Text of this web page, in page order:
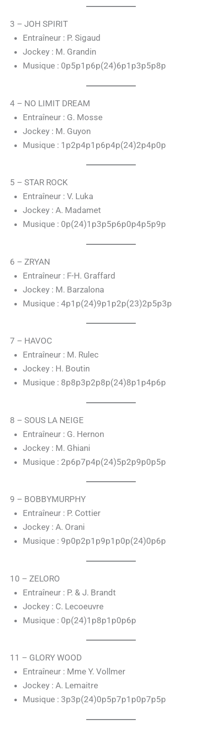
3 – JOH SPIRIT
Entraîneur : P. Sigaud
Jockey : M. Grandin
Musique : 0p5p1p6p(24)6p1p3p5p8p
4 – NO LIMIT DREAM
Entraîneur : G. Mosse
Jockey : M. Guyon
Musique : 1p2p4p1p6p4p(24)2p4p0p
5 – STAR ROCK
Entraîneur : V. Luka
Jockey : A. Madamet
Musique : 0p(24)1p3p5p6p0p4p5p9p
6 – ZRYAN
Entraîneur : F-H. Graffard
Jockey : M. Barzalona
Musique : 4p1p(24)9p1p2p(23)2p5p3p
7 – HAVOC
Entraîneur : M. Rulec
Jockey : H. Boutin
Musique : 8p8p3p2p8p(24)8p1p4p6p
8 – SOUS LA NEIGE
Entraîneur : G. Hernon
Jockey : M. Ghiani
Musique : 2p6p7p4p(24)5p2p9p0p5p
9 – BOBBYMURPHY
Entraîneur : P. Cottier
Jockey : A. Orani
Musique : 9p0p2p1p9p1p0p(24)0p6p
10 – ZELORO
Entraîneur : P. & J. Brandt
Jockey : C. Lecoeuvre
Musique : 0p(24)1p8p1p0p6p
11 – GLORY WOOD
Entraîneur : Mme Y. Vollmer
Jockey : A. Lemaitre
Musique : 3p3p(24)0p5p7p1p0p7p5p